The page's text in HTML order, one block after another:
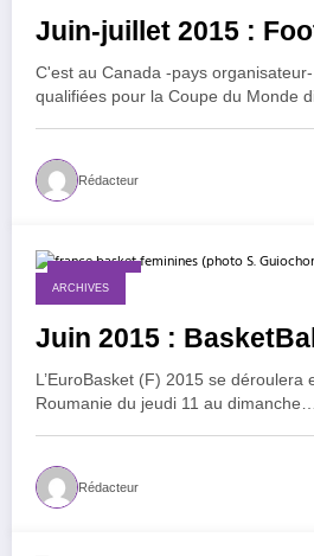
Juin-juillet 2015 :
C'est au Canada -pays
qualifiées pour la Coupe du Monde
Rédacteur
ARCHIVES
Juin 2015 :
L’EuroBasket (F) 2015 se déroulera
Roumanie du jeudi 11 au dimanche…
Rédacteur